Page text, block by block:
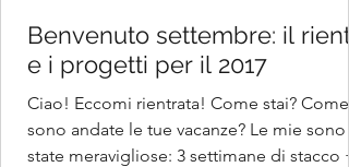
Benvenuto settembre: il
e i progetti per il 2017
Ciao! Eccomi rientrata! Come stai? Come
sono andate le tue vacanze? Le mie sono
state meravigliose: 3 settimane di stacco +